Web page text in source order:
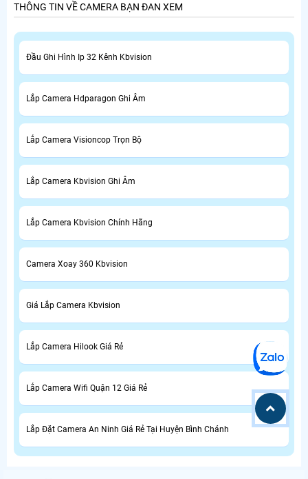
THÔNG TIN VỀ CAMERA BẠN ĐAN XEM
Đầu Ghi Hình Ip 32 Kênh Kbvision
Lắp Camera Hdparagon Ghi Âm
Lắp Camera Visioncop Trọn Bộ
Lắp Camera Kbvision Ghi Âm
Lắp Camera Kbvision Chính Hãng
Camera Xoay 360 Kbvision
Giá Lắp Camera Kbvision
Lắp Camera Hilook Giá Rẻ
Lắp Camera Wifi Quận 12 Giá Rẻ
Lắp Đặt Camera An Ninh Giá Rẻ Tại Huyện Bình Chánh